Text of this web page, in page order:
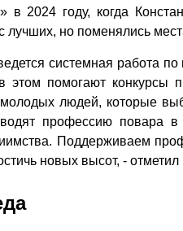
в 2024 году, когда
лучших, но поменялись
системная работа
помогают конкурсы
людей, которые
профессию повара
Поддерживаем
новых высот, -